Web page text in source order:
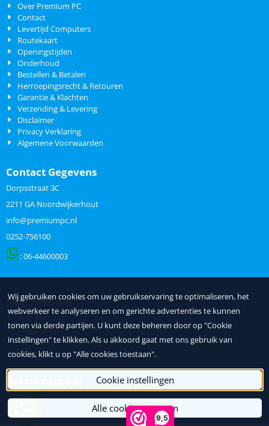
9,5
Over Premium PC
Contact
Levertijd Computers
Routekaart
Openingstijden
Onderhoud
Bestellen & Betalen
Herroepingsrecht & Retouren
Garantie & Klachten
Verzending & Levering
Disclaimer
Privacy Verklaring
Algemene Voorwaarden
Contact Gegevens
Dorpsstraat 3C
2211 GA Noordwijkerhout
info@premiumpc.nl
0252-756100
: 06-44600003
Mijn Account
Mijn Account
Wijzig Account
Mijn Accountinformatie
Inloggen
Contant
Wij gebruiken cookies om uw gebruikservaring te optimaliseren, het
webverkeer te analyseren en om gerichte advertenties te kunnen
tonen via derde partijen. U kunt deze beheren door op "Cookie
instellingen" te klikken. Als u akkoord gaat met ons gebruik van
cookies, klikt u op "Alle cookies toestaan".
Cookie instellingen
Alle cookies toestaan